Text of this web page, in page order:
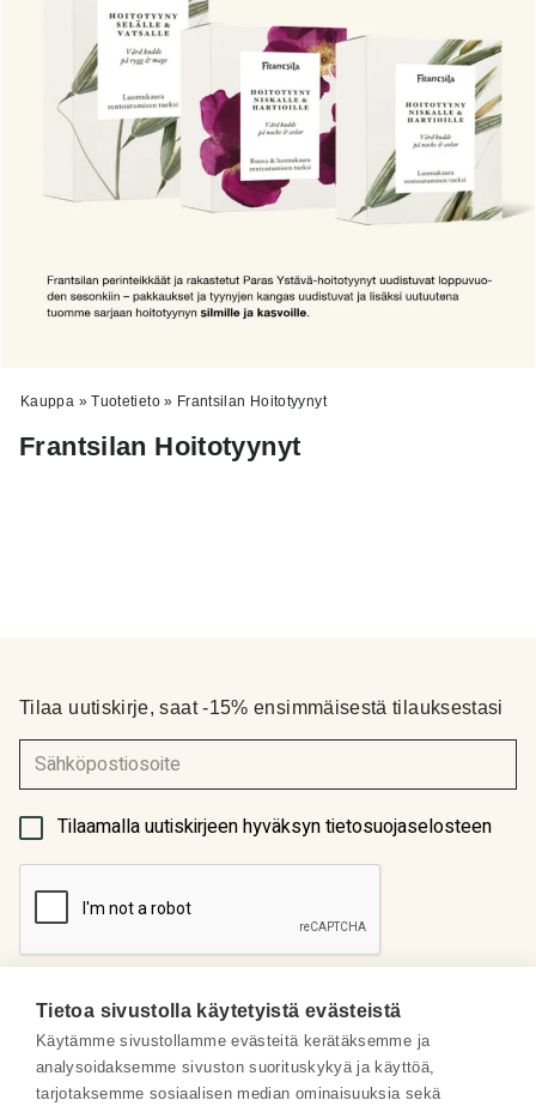
Kauppa »Tuotetieto» Frantsilan Hoitotyynyt
Frantsilan Hoitotyynyt
Meistä
Tilaa uutiskirje, saat -15% ensimmäisestä tilauksestasi
(Pakollinen)
Tilaamalla uutiskirjeen hyväksyn tietosuojaselosteen
Tietoa sivustolla käytetyistä evästeistä
Käytämme sivustollamme evästeitä kerätäksemme ja
analysoidaksemme sivuston suorituskykyä ja käyttöä,
tarjotaksemme sosiaalisen median ominaisuuksia sekä